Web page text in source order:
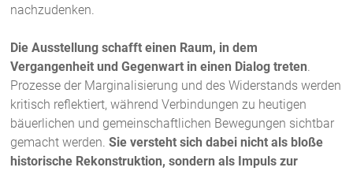
nachzudenken.
Die Ausstellung schafft einen Raum, in dem
Vergangenheit und Gegenwart in einen Dialog treten.
Prozesse der Marginalisierung und des Widerstands werden
kritisch reflektiert, während Verbindungen zu heutigen
bäuerlichen und gemeinschaftlichen Bewegungen sichtbar
gemacht werden.Sie versteht sich dabei nicht als bloße
historische Rekonstruktion, sondern als Impuls zur